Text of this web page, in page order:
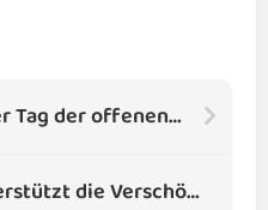
Ein voller Erfolg: Unser Tag der offenen Tür an der Regionalen Schule Lübz!
Firma Schlüter unterstützt die Verschönerung unseres Schulhofs